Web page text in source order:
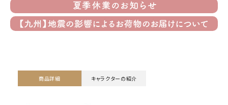
商品詳細 キャラクターの紹介